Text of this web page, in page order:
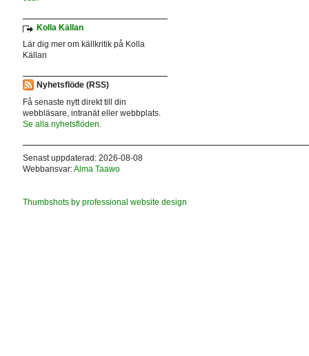
Kolla Källan
Lär dig mer om källkritik på Kolla
Källan
Nyhetsflöde (RSS)
Få senaste nytt direkt till din
webbläsare, intranät eller webbplats.
Se alla nyhetsflöden.
Senast uppdaterad: 2026-08-08
Webbansvar:Alma Taawo
Thumbshots by professional website design